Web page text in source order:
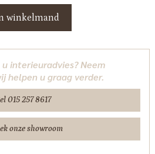
winkelmand
interieuradvies? Neem
helpen u graag verder.
015 257 8617
onze showroom